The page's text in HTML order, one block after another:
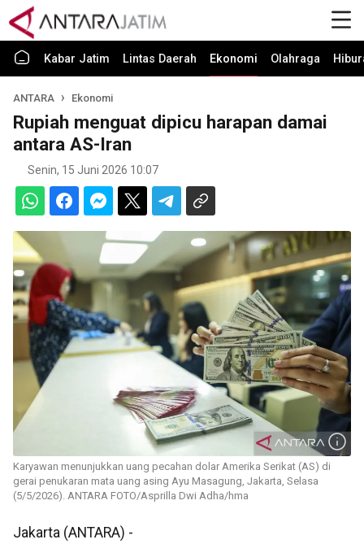
Kabar Jatim Lintas Daerah Ekonomi Olahraga
ANTARA Ekonomi
Rupiah menguat dipicu harapan damai
antara AS-Iran
Senin, 15 Juni 2026 10:07
Karyawan menunjukkan uang pecahan dolar Amerika Serikat (AS) di
gerai penukaran mata uang asing Ayu Masagung, Jakarta, Selasa
(5/5/2026). ANTARA FOTO/Asprilla Dwi Adha/hma
Jakarta (ANTARA) -